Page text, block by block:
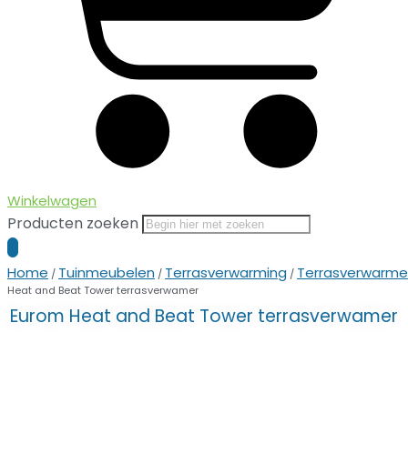
Winkelwagen
Producten zoeken
Home / Tuinmeubelen / Terrasverwarming /
Heat and Beat Tower terrasverwamer
Eurom Heat and Beat Tower terrasverwamer